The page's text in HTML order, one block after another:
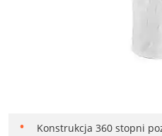
Konstrukcja 360 stopni